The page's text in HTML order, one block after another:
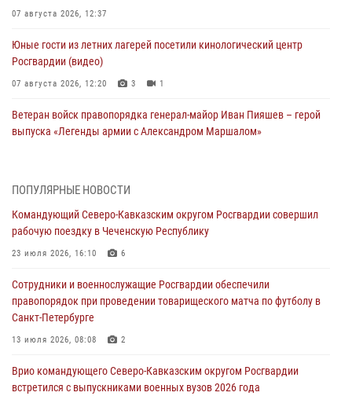
07 августа 2026, 12:37
Юные гости из летних лагерей посетили кинологический центр
Росгвардии (видео)
07 августа 2026, 12:20 3 1
Ветеран войск правопорядка генерал-майор Иван Пияшев – герой
выпуска «Легенды армии с Александром Маршалом»
Представители ФСБ России по Уральскому округу Росгвардии и
Кузнецова
07 августа 2026, 12:00
Смольного собора в Санкт-Петербурге (видео)
07 августа 2026, 11:34 3
В Курске росгвардейцы провели занятие по основам
07 августа 2026, 11:33
ПОПУЛЯРНЫЕ НОВОСТИ
Командующий Северо-Кавказским округом Росгвардии совершил
рабочую поездку в Чеченскую Республику
23 июля 2026, 16:10 6
Сотрудники и военнослужащие Росгвардии обеспечили
правопорядок при проведении товарищеского матча по футболу в
Санкт-Петербурге
13 июля 2026, 08:08 2
Врио командующего Северо-Кавказским округом Росгвардии
встретился с выпускниками военных вузов 2026 года